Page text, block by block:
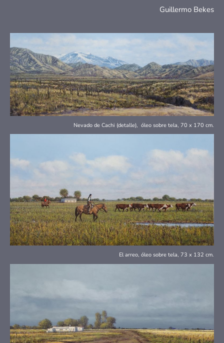
Guillermo Bekes
Nevado de Cachi (detalle), óleo sobre tela, 70 x 170 cm.
El arreo, óleo sobre tela, 73 x 132 cm.